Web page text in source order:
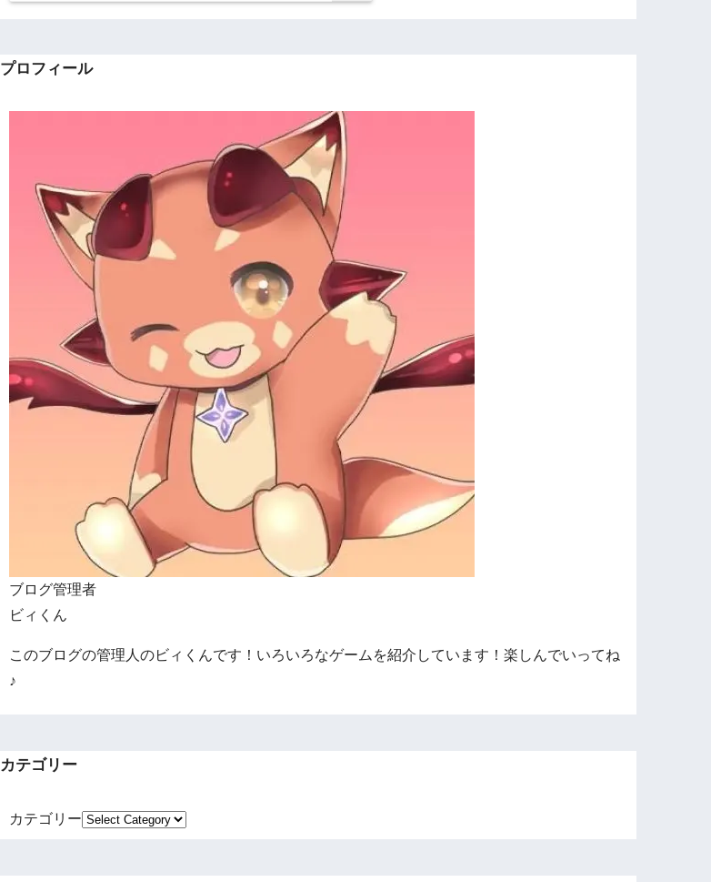
プロフィール
ブログ管理者
ビィくん
このブログの管理人のビィくんです！いろいろなゲームを紹介しています！楽しんでいってね
♪
カテゴリー
カテゴリー